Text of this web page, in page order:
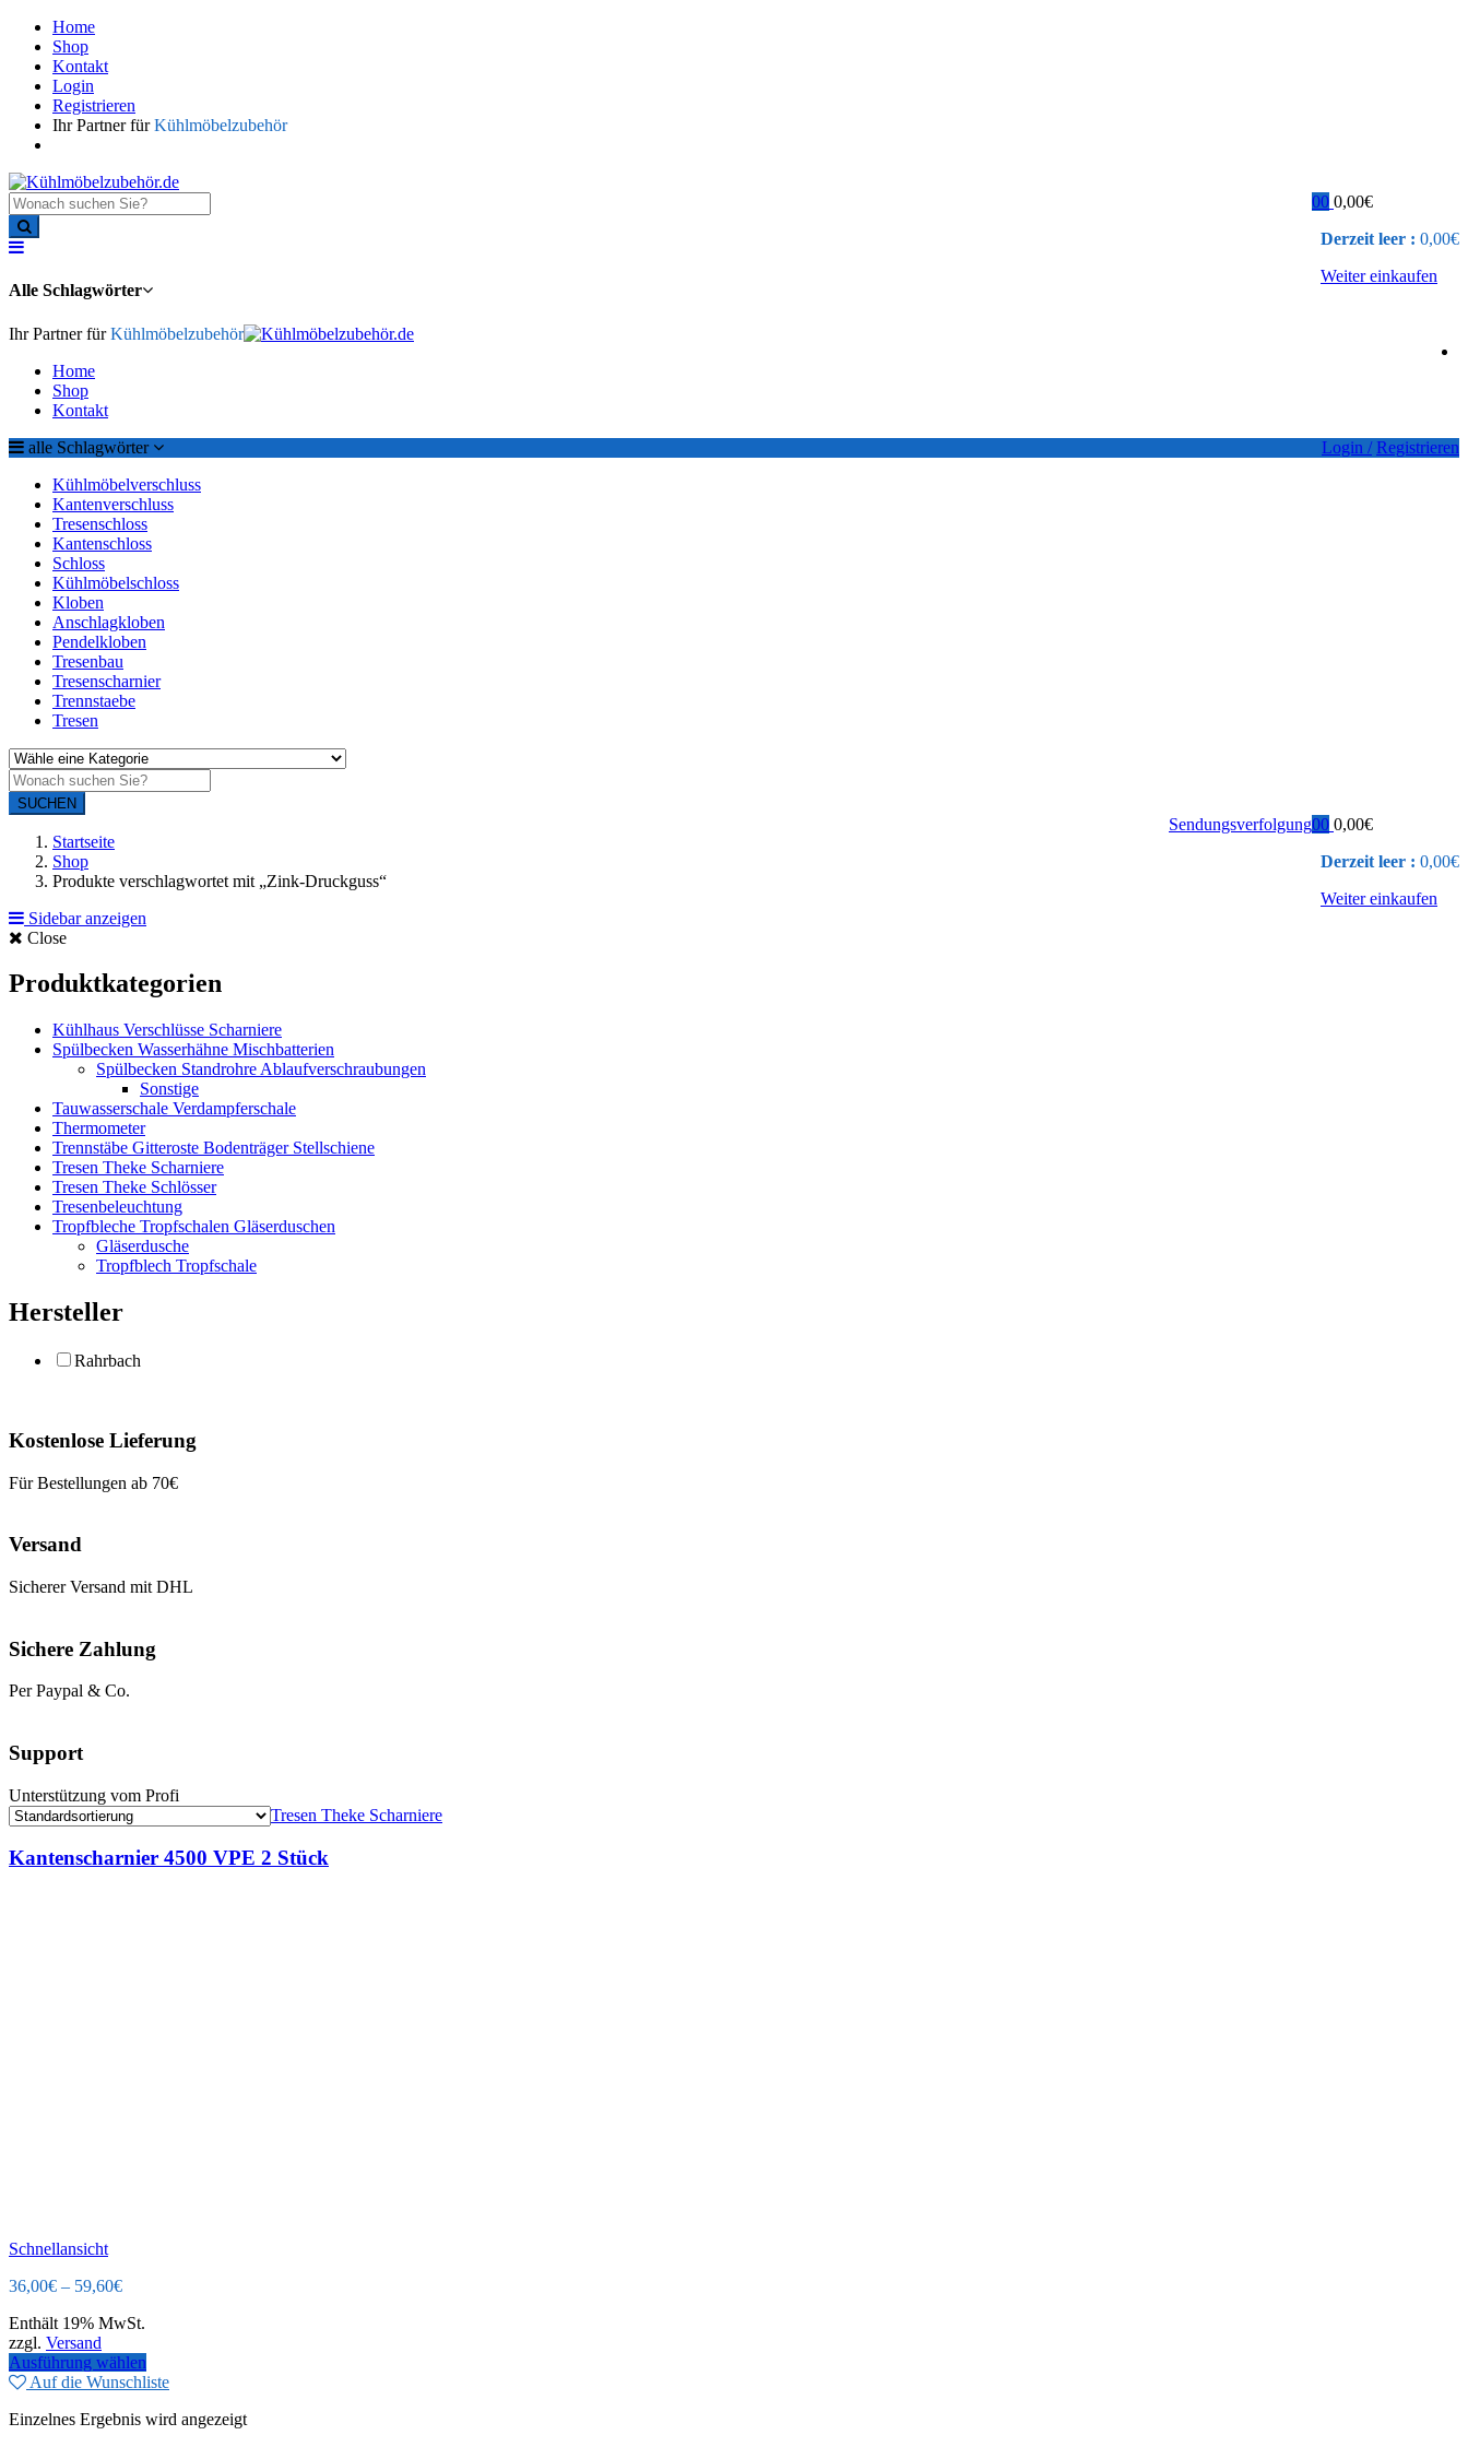
Home
Shop
Kontakt
Login
Registrieren
Ihr Partner fürKühlmöbelzubehör
0 0,00€
Derzeit leer : 0,00€
Weiter einkaufen
0
Alle Schlagwörter
Ihr Partner fürKühlmöbelzubehör
Home
Shop
Kontakt
Login / Registrieren
alle Schlagwörter
Kühlmöbelverschluss
Kantenverschluss
Tresenschloss
Kantenschloss
Schloss
Kühlmöbelschloss
Kloben
Anschlagkloben
Pendelkloben
Tresenbau
Tresenscharnier
Trennstaebe
Tresen
SUCHEN
0 0,00€
Derzeit leer : 0,00€
Weiter einkaufen
0
Sendungsverfolgung
Startseite
Shop
Produkte verschlagwortet mit „Zink-Druckguss“
Sidebar anzeigen
Close
Produktkategorien
Kühlhaus Verschlüsse Scharniere
Spülbecken Wasserhähne Mischbatterien
Spülbecken Standrohre Ablaufverschraubungen
Sonstige
Tauwasserschale Verdampferschale
Thermometer
Trennstäbe Gitteroste Bodenträger Stellschiene
Tresen Theke Scharniere
Tresen Theke Schlösser
Tresenbeleuchtung
Tropfbleche Tropfschalen Gläserduschen
Gläserdusche
Tropfblech Tropfschale
Hersteller
Rahrbach
Kostenlose Lieferung
Für Bestellungen ab 70€
Versand
Sicherer Versand mit DHL
Sichere Zahlung
Per Paypal & Co.
Support
Unterstützung vom Profi
Tresen Theke Scharniere
Kantenscharnier 4500 VPE 2 Stück
Schnellansicht
36,00€ – 59,60€
Enthält 19% MwSt.
zzgl. Versand
Ausführung wählen
Auf die Wunschliste
Einzelnes Ergebnis wird angezeigt